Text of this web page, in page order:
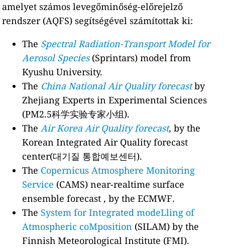
amelyet számos levegőminőség-előrejelző
rendszer (AQFS) segítségével számítottak ki:
The Spectral Radiation-Transport Model for
Aerosol Species(Sprintars) model from
Kyushu University.
The China National Air Quality forecastby
Zhejiang Experts in Experimental Sciences
(PM2.5科学实验专家小组).
TheAir Korea Air Quality forecast, by the
Korean Integrated Air Quality forecast
center(대기질 통합예보센터).
The Copernicus Atmosphere Monitoring
Service (CAMS) near-realtime surface
ensemble forecast , by the ECMWF.
The System for Integrated modeLling of
Atmospheric coMposition (SILAM) by the
Finnish Meteorological Institute (FMI).